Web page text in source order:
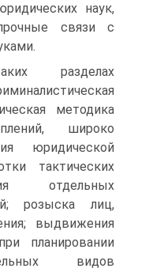
наук,
связи с
разделах
методика
широко
юридической
тактических
отдельных
розыска лиц,
выдвижения
планировании
видов